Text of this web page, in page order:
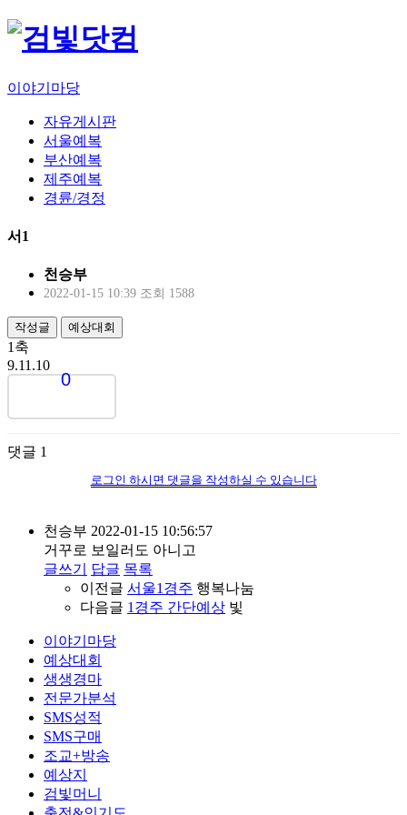
이야기마당
자유게시판
서울예복
부산예복
제주예복
경륜/경정
서1
천승부
2022-01-15 10:39 조회 1588
작성글 예상대회
1축
9.11.10
0
댓글 1
로그인 하시면 댓글을 작성하실 수 있습니다
천승부 2022-01-15 10:56:57
거꾸로 보일러도 아니고
글쓰기
답글 목록
이전글 서울1경주 행복나눔
다음글 1경주 간단예상 빛
이야기마당
예상대회
생생경마
전문가분석
SMS성적
SMS구매
조교+방송
예상지
검빛머니